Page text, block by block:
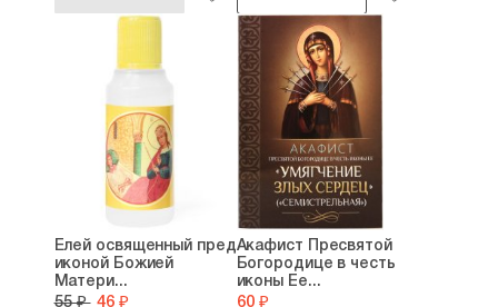
Елей освященный пред
иконой Божией
Матери...
55 ₽ 46 ₽
Акафист Пресвятой
Богородице в честь
иконы Ее...
60 ₽